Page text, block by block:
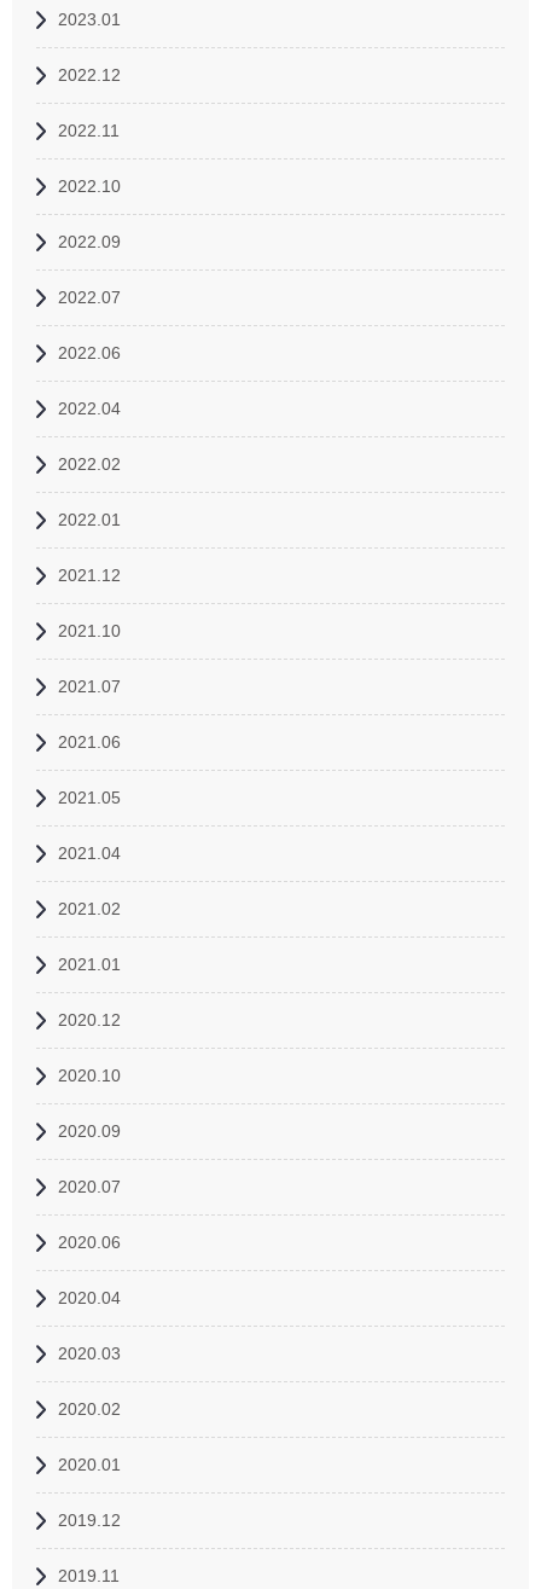
2023.01
2022.12
2022.11
2022.10
2022.09
2022.07
2022.06
2022.04
2022.02
2022.01
2021.12
2021.10
2021.07
2021.06
2021.05
2021.04
2021.02
2021.01
2020.12
2020.10
2020.09
2020.07
2020.06
2020.04
2020.03
2020.02
2020.01
2019.12
2019.11